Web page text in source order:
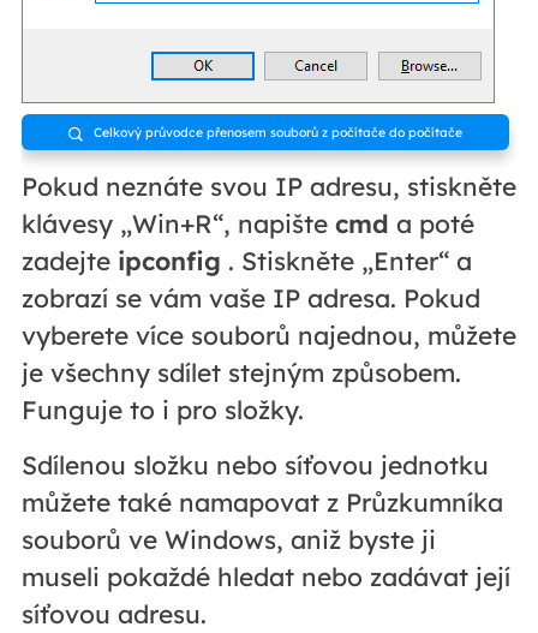
 Celkový průvodce přenosem souborů z počítače do počítače
Pokud neznáte svou IP adresu, stiskněte
klávesy „Win+R“, napište cmd a poté
zadejte ipconfig . Stiskněte „Enter“ a
zobrazí se vám vaše IP adresa. Pokud
vyberete více souborů najednou, můžete
je všechny sdílet stejným způsobem.
Funguje to i pro složky.
Sdílenou složku nebo síťovou jednotku
můžete také namapovat z Průzkumníka
souborů ve Windows, aniž byste ji
museli pokaždé hledat nebo zadávat její
síťovou adresu.